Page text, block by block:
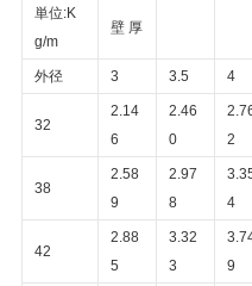
め
て
く
だ
さ
い
単位:K
g/m
壁 厚
外径 3 3.5 4
32
2.14
6
2.46
0
2
38
2.58
9
2.97
8
4
42
2.88
5
3.32
3
9